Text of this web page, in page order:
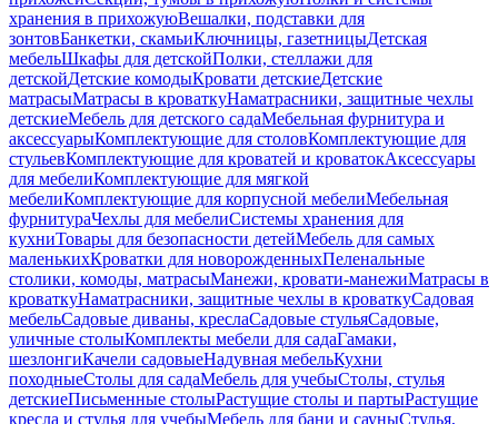
хранения в прихожуюВешалки, подставки для
зонтовБанкетки, скамьиКлючницы, газетницыДетская
мебельШкафы для детскойПолки, стеллажи для
детскойДетские комодыКровати детскиеДетские
матрасыМатрасы в кроваткуНаматрасники, защитные чехлы
детскиеМебель для детского садаМебельная фурнитура и
аксессуарыКомплектующие для столовКомплектующие для
стульевКомплектующие для кроватей и кроватокАксессуары
для мебелиКомплектующие для мягкой
мебелиКомплектующие для корпусной мебелиМебельная
фурнитураЧехлы для мебелиСистемы хранения для
кухниТовары для безопасности детейМебель для самых
маленькихКроватки для новорожденныхПеленальные
столики, комоды, матрасыМанежи, кровати-манежиМатрасы в
кроваткуНаматрасники, защитные чехлы в кроваткуСадовая
мебельСадовые диваны, креслаСадовые стульяСадовые,
уличные столыКомплекты мебели для садаГамаки,
шезлонгиКачели садовыеНадувная мебельКухни
походныеСтолы для садаМебель для учебыСтолы, стулья
детскиеПисьменные столыРастущие столы и партыРастущие
кресла и стулья для учебыМебель для бани и сауныСтулья,